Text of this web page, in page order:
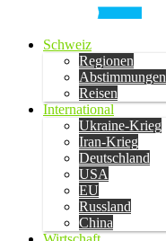
Schweiz
Regionen
Abstimmungen
Reisen
International
Ukraine-Krieg
Iran-Krieg
Deutschland
USA
EU
Russland
China